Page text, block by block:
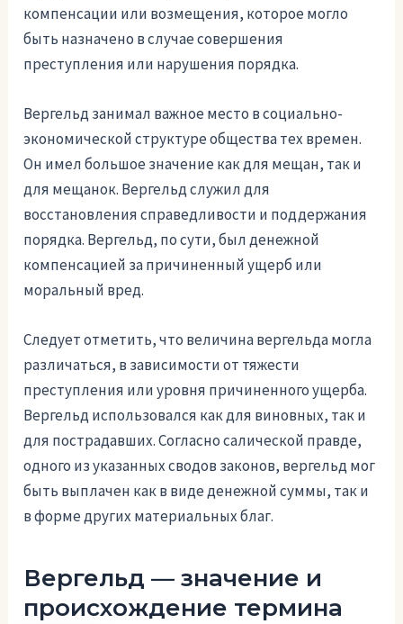
компенсации или возмещения, которое могло
быть назначено в случае совершения
преступления или нарушения порядка.
Вергельд занимал важное место в социально-
экономической структуре общества тех времен.
Он имел большое значение как для мещан, так и
для мещанок. Вергельд служил для
восстановления справедливости и поддержания
порядка. Вергельд, по сути, был денежной
компенсацией за причиненный ущерб или
моральный вред.
Следует отметить, что величина вергельда могла
различаться, в зависимости от тяжести
преступления или уровня причиненного ущерба.
Вергельд использовался как для виновных, так и
для пострадавших. Согласно салической правде,
одного из указанных сводов законов, вергельд мог
быть выплачен как в виде денежной суммы, так и
в форме других материальных благ.
Вергельд — значение и
происхождение термина